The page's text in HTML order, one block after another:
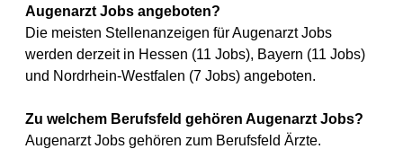
Augenarzt Jobs angeboten?
Die meisten Stellenanzeigen für Augenarzt Jobs
werden derzeit in Hessen (11 Jobs), Bayern (11 Jobs)
und Nordrhein-Westfalen (7 Jobs) angeboten.
Zu welchem Berufsfeld gehören Augenarzt Jobs?
Augenarzt Jobs gehören zum Berufsfeld Ärzte.